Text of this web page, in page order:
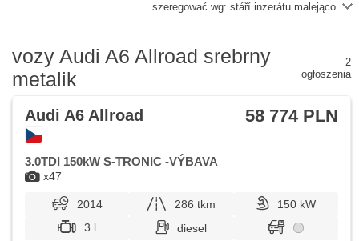
szeregować wg: stáří inzerátu malejąco
vozy Audi A6 Allroad srebrny
metalik
2
ogłoszenia
x47
Audi A6 Allroad 58 774 PLN
3.0TDI 150kW S-TRONIC -VÝBAVA
2014 286 tkm
150 kW
3 l
diesel